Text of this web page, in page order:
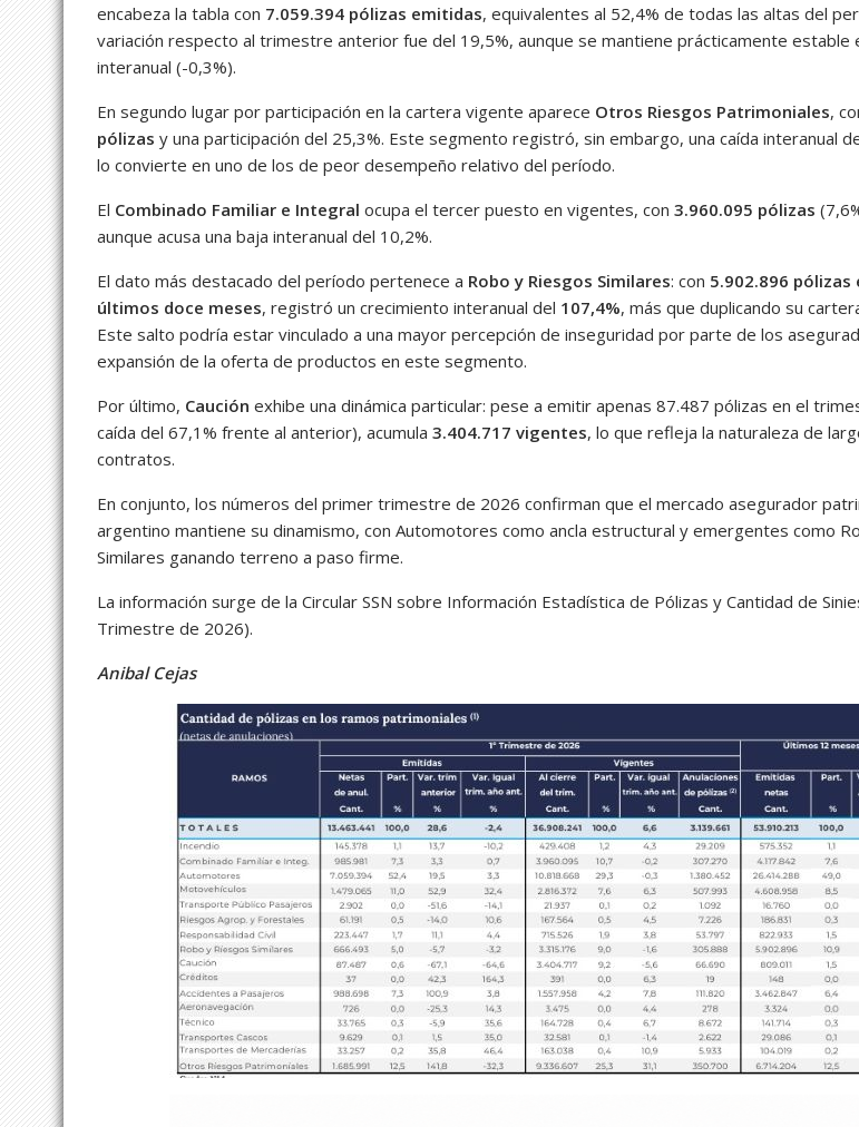
encabeza la tabla con 7.059.394 pólizas emitidas, equivalentes al 52,4% de todas las altas del
variación respecto al trimestre anterior fue del 19,5%, aunque se mantiene prácticamente estable
interanual (-0,3%).
En segundo lugar por participación en la cartera vigente aparece Otros Riesgos Patrimoniales,
pólizas y una participación del 25,3%. Este segmento registró, sin embargo, una caída interanual
lo convierte en uno de los de peor desempeño relativo del período.
El Combinado Familiar e Integral ocupa el tercer puesto en vigentes, con 3.960.095 pólizas
aunque acusa una baja interanual del 10,2%.
El dato más destacado del período pertenece a Robo y Riesgos Similares: con 5.902.896
últimos doce meses, registró un crecimiento interanual del 107,4%, más que duplicando su
Este salto podría estar vinculado a una mayor percepción de inseguridad por parte de los
expansión de la oferta de productos en este segmento.
Por último, Caución exhibe una dinámica particular: pese a emitir apenas 87.487 pólizas en el
caída del 67,1% frente al anterior), acumula 3.404.717 vigentes, lo que refleja la naturaleza de
contratos.
En conjunto, los números del primer trimestre de 2026 confirman que el mercado asegurador
argentino mantiene su dinamismo, con Automotores como ancla estructural y emergentes como
Similares ganando terreno a paso firme.
La información surge de la Circular SSN sobre Información Estadística de Pólizas y Cantidad de
Trimestre de 2026).
Anibal Cejas